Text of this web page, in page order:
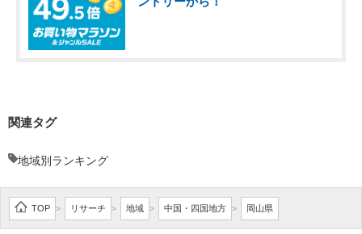
関連タグ
地域別ランキング
TOP > リサーチ > 地域 > 中国・四国地方 > 岡山県